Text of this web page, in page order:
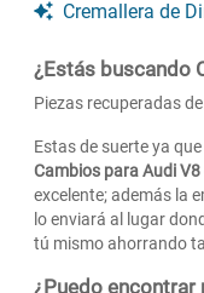
Cremallera de
¿Estás buscando
Piezas recuperadas
Estas de suerte ya
Cambios para Audi V8
excelente; además la
lo enviará al lugar
tú mismo ahorrando
¿Puedo